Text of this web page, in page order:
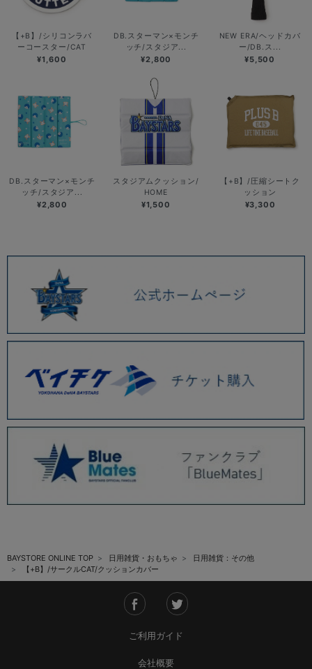
【+B】/シリコンラバ
ーコースター/CAT
¥1,600
DB.スターマン×モンチ
ッチ/スタジア...
¥2,800
NEW ERA/ヘッドカバ
ー/DB.ス...
¥5,500
DB.スターマン×モンチ
ッチ/スタジア...
¥2,800
スタジアムクッション/
HOME
¥1,500
【+B】/圧縮シートク
ッション
¥3,300
BAYSTORE ONLINE TOP 日用雑貨・おもちゃ
日用雑貨：その他
【+B】/サークルCAT/クッションカバー
ご利用ガイド
会社概要